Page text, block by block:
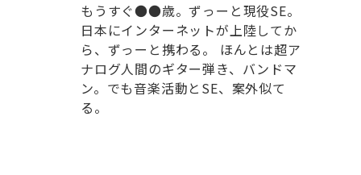
もうすぐ●●歳。ずっーと現役SE。
日本にインターネットが上陸してか
ら、ずっーと携わる。 ほんとは超ア
ナログ人間のギター弾き、バンドマ
ン。でも音楽活動とSE、案外似て
る。